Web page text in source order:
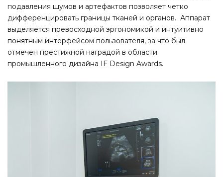
подавления шумов и артефактов позволяет четко
дифференцировать границы тканей и органов. Аппарат
выделяется превосходной эргономикой и интуитивно
понятным интерфейсом пользователя, за что был
отмечен престижной наградой в области
промышленного дизайна IF Design Awards.